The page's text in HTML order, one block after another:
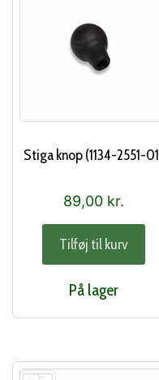
Stiga knop (1134-2551-
89,00 kr.
Tilføj til kurv
På lager